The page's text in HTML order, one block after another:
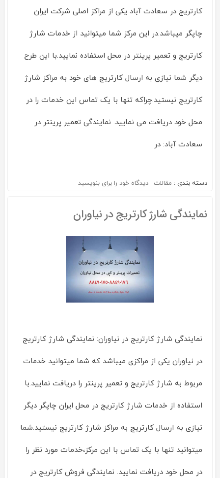
کارتریج در سعادت آباد یکی از مراکز اصلی شرکت ایران
چاپگر میباشد.در این مرکز شما میتوانید از خدمات شارژ
کارتریج و تعمیر پرینتر در محل استفاده نمایید.با این طرح
دیگر شما نیازی به ارسال کارتریج های خود به مراکز شارژ
کارتریج نیستید.چراکه تنها با یک تماس این خدمات را در
محل خود دریافت می نمایید. نمایندگی تعمیر پرینتر در
سعادت آباد: در
دسته بندی : مقالات دیدگاه خود را برای on
کارتریج
بنویسید
نمایندگی شارژ کارتریج در نیاوران
نمایندگی شارژ کارتریج در نیاوران: نمایندگی شارژ کارتریج
در نیاوران یکی از مراکزی میباشد که شما میتوانید خدمات
مربوط به شارژ کارتریج و تعمیر پرینتر را دریافت نمایید.با
استفاده از خدمات شارژ کارتریج در محل ایران چاپگر دیگر
نیازی به ارسال کارتریج به مراکز شارژ کارتریج نیستید.شما
میتوانید تنها با یک تماس با این مرکز،خدمات مورد نظر را
در محل خود دریافت نمایید. نمایندگی فروش کارتریج در